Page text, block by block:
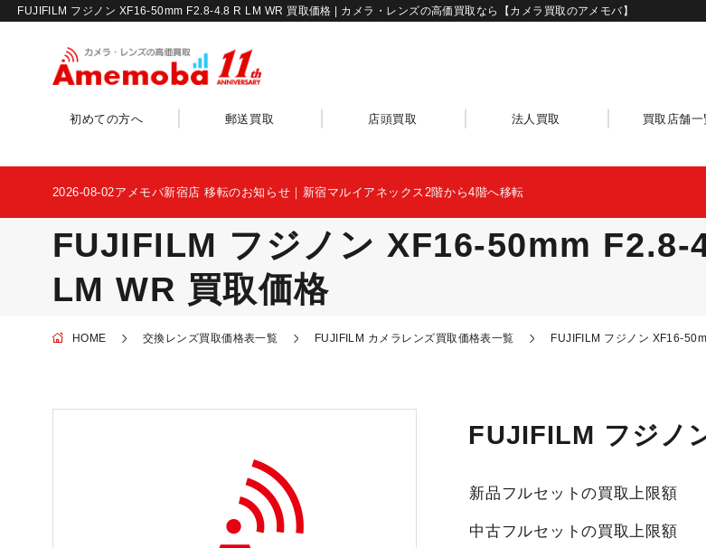
FUJIFILM フジノン XF16-50mm F2.8-4.8 R LM WR 買取価格 | カメラ・レンズの高価買取なら【カメラ買取のアメモバ】
初めての方へ 郵送買取 店頭買取 法人買取 買取店舗一
2026-08-02アメモバ新宿店 移転のお知らせ｜新宿マルイアネックス2階から4階へ移転
FUJIFILM フジノン XF16-50mm F2.8-
LM WR 買取価格
HOME 交換レンズ買取価格表一覧 FUJIFILM カメラレンズ買取価格表一覧 FUJIFILM フジノン XF16-
FUJIFILM フジノ
新品フルセットの買取上限額
中古フルセットの買取上限額